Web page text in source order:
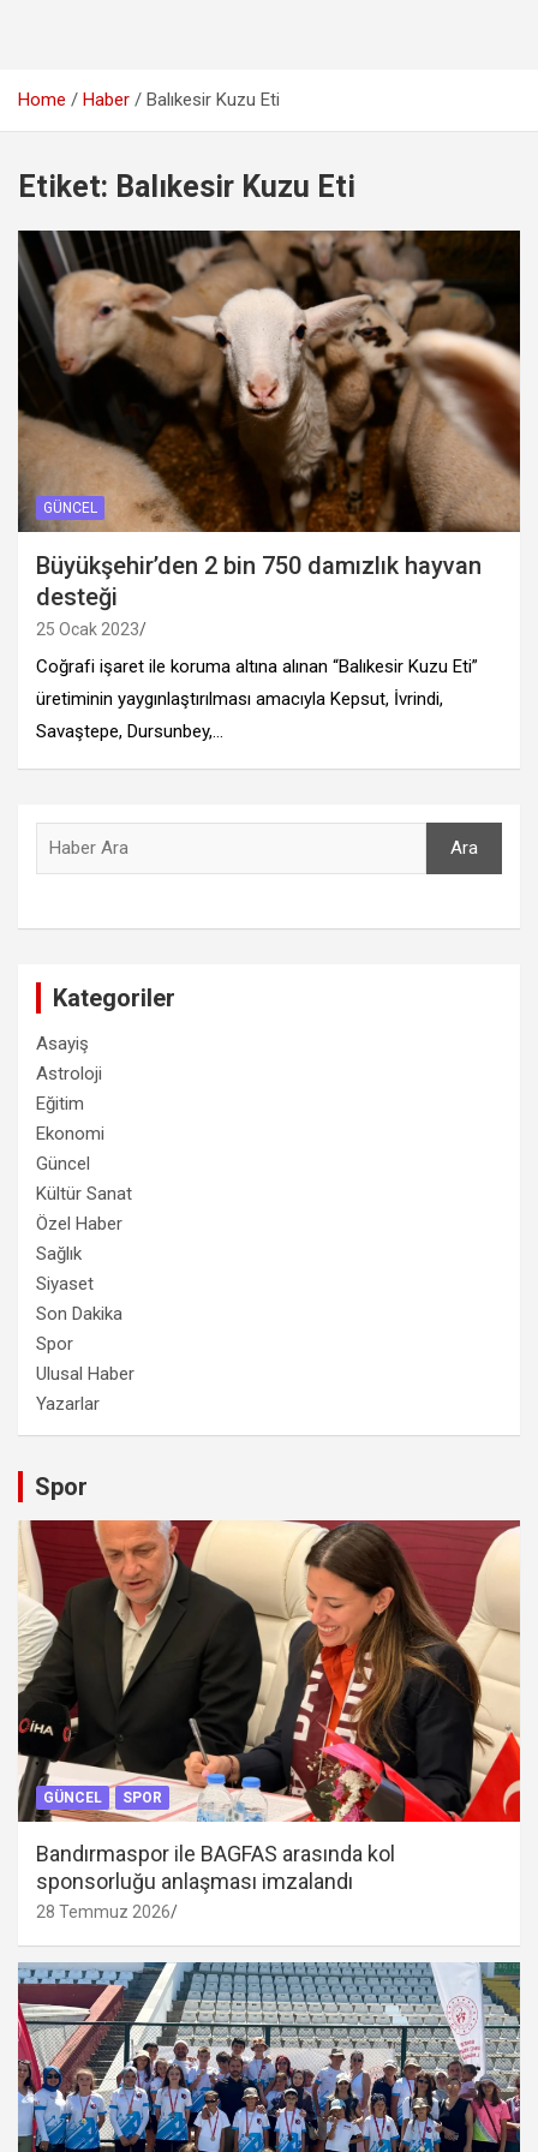
Home Haber Balıkesir Kuzu Eti
Etiket: Balıkesir Kuzu Eti
GÜNCEL
Büyükşehir’den 2 bin 750 damızlık hayvan
desteği
25 Ocak 2023
Coğrafi işaret ile koruma altına alınan “Balıkesir Kuzu Eti”
üretiminin yaygınlaştırılması amacıyla Kepsut, İvrindi,
Savaştepe, Dursunbey,…
Ara
Kategoriler
Asayiş
Astroloji
Eğitim
Ekonomi
Güncel
Kültür Sanat
Özel Haber
Sağlık
Siyaset
Son Dakika
Spor
Ulusal Haber
Yazarlar
Spor
GÜNCEL SPOR
Bandırmaspor ile BAGFAS arasında kol
sponsorluğu anlaşması imzalandı
28 Temmuz 2026